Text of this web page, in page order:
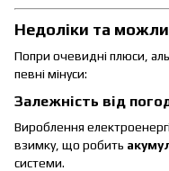
Недоліки та
Попри очевидні плюси,
певні мінуси:
Залежність від
Вироблення
взимку, що робить
системи.